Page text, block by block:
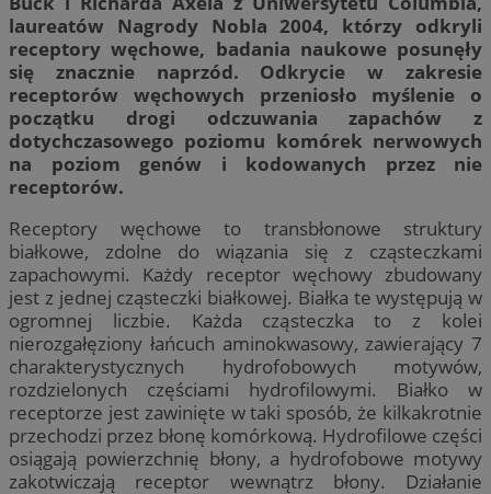
laureatów Nagrody Nobla 2004, którzy odkryli
receptory węchowe, badania naukowe posunęły
się znacznie naprzód. Odkrycie w zakresie
receptorów węchowych przeniosło myślenie o
początku drogi odczuwania zapachów z
dotychczasowego poziomu komórek nerwowych
na poziom genów i kodowanych przez nie
receptorów.
Receptory węchowe to transbłonowe struktury
białkowe, zdolne do wiązania się z cząsteczkami
zapachowymi. Każdy receptor węchowy zbudowany
jest z jednej cząsteczki białkowej. Białka te występują w
ogromnej liczbie. Każda cząsteczka to z kolei
nierozgałęziony łańcuch aminokwasowy, zawierający 7
charakterystycznych hydrofobowych motywów,
rozdzielonych częściami hydrofilowymi. Białko w
receptorze jest zawinięte w taki sposób, że kilkakrotnie
przechodzi przez błonę komórkową. Hydrofilowe części
osiągają powierzchnię błony, a hydrofobowe motywy
zakotwiczają receptor wewnątrz błony. Działanie